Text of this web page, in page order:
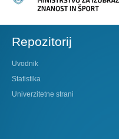
Repozitorij
Uvodnik
Statistika
Univerzitetne strani